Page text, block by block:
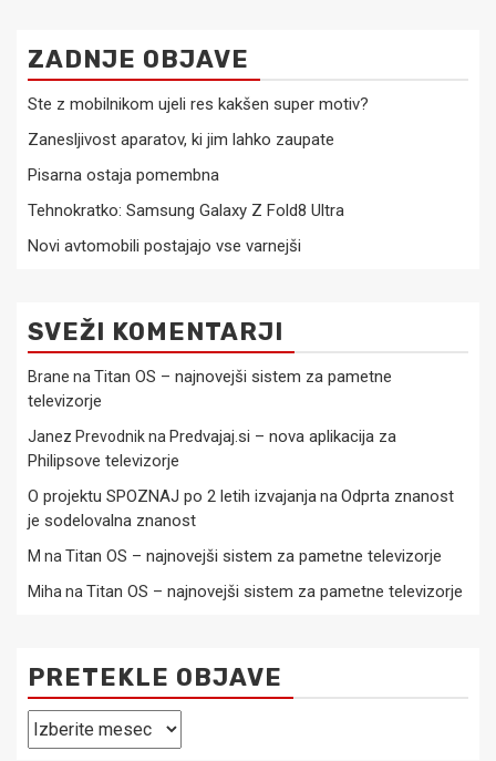
ZADNJE OBJAVE
Ste z mobilnikom ujeli res kakšen super motiv?
Zanesljivost aparatov, ki jim lahko zaupate
Pisarna ostaja pomembna
Tehnokratko: Samsung Galaxy Z Fold8 Ultra
Novi avtomobili postajajo vse varnejši
SVEŽI KOMENTARJI
Brane na Titan OS – najnovejši sistem za pametne
televizorje
Janez Prevodnikna Predvajaj.si – nova aplikacija za
Philipsove televizorje
O projektu SPOZNAJ po 2 letih izvajanjana Odprta znanost
je sodelovalna znanost
M na Titan OS – najnovejši sistem za pametne televizorje
Miha na Titan OS – najnovejši sistem za pametne televizorje
PRETEKLE OBJAVE
Pretekle
objave